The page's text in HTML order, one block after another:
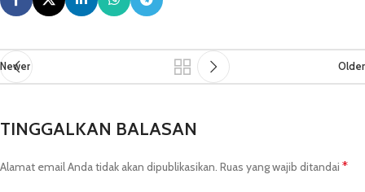
Newer Older
TINGGALKAN BALASAN
Alamat email Anda tidak akan dipublikasikan. Ruas yang wajib ditandai *